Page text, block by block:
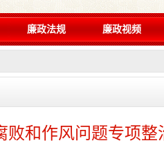
廉政法规 廉政视频
败和作风问题专项整